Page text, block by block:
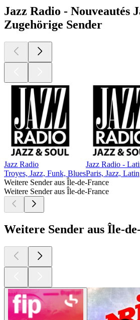
Jazz Radio - Nouveautés
Zugehörige Sender
Jazz Radio
Troyes, Jazz, Funk, Blues
Jazz Radio -
Paris, Jazz, Latin
Weitere Sender aus Île-de-France
Weitere Sender aus Île-de-France
Weitere Sender aus Île-